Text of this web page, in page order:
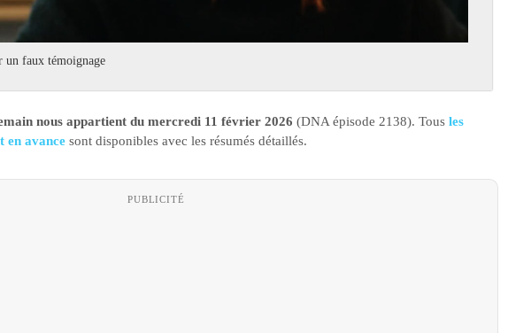
un faux témoignage
nous appartient du mercredi 11 février 2026 (DNA épisode 2138). Tous les
en avance sont disponibles avec les résumés détaillés.
PUBLICITÉ